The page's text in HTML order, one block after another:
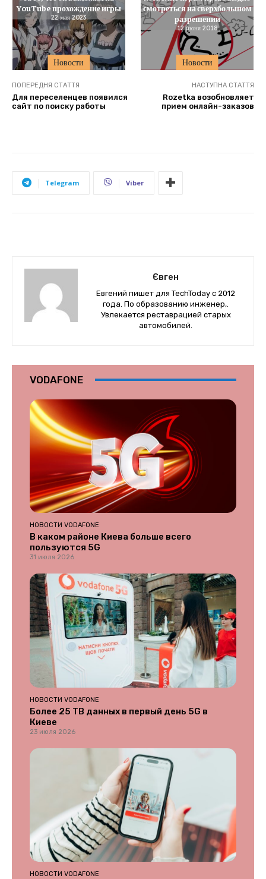
Новости
YouTube прохождение игры
22 мая 2023
Новости
смотреться на сверхбольшом
разрешении
12 июня 2018
ПОПЕРЕДНЯ СТАТТЯ
Для переселенцев появился
сайт по поиску работы
НАСТУПНА СТАТТЯ
Rozetka возобновляет
прием онлайн-заказов
Telegram Viber
Євген
Евгений пишет для TechToday с 2012
года. По образованию инженер,.
Увлекается реставрацией старых
автомобилей.
VODAFONE
НОВОСТИ VODAFONE
В каком районе Киева больше всего
пользуются 5G
31 июля 2026
НОВОСТИ VODAFONE
Более 25 ТВ данных в первый день 5G в
Киеве
23 июля 2026
НОВОСТИ VODAFONE